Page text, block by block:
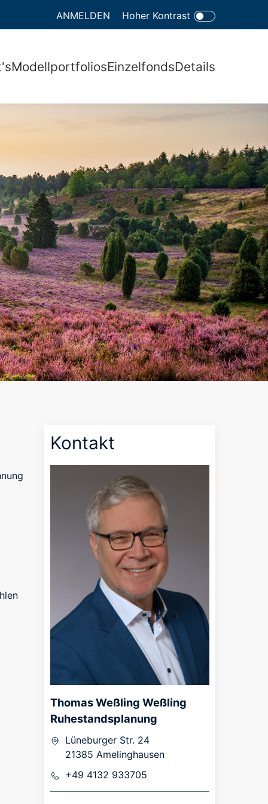
ANMELDEN Hoher Kontrast
ModellportfoliosEinzelfondsDetails
Kontakt
Thomas Weßling Weßling
Ruhestandsplanung
Lüneburger Str. 24
21385 Amelinghausen
+49 4132 933705